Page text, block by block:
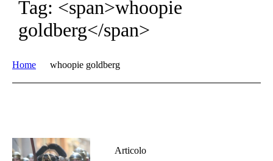
Tag: <span>whoopie
goldberg</span>
Home whoopie goldberg
Articolo